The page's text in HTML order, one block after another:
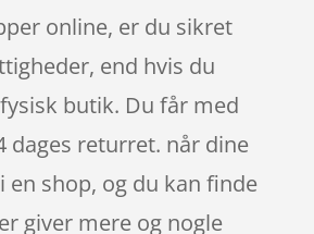
online, er du sikret
end hvis du
butik. Du får med
dages returret. når dine
en shop, og du kan finde
giver mere og nogle